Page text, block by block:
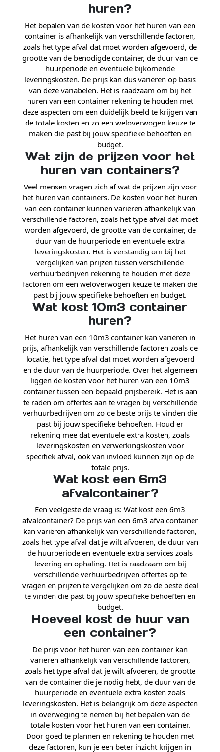
huren?
Het bepalen van de kosten voor het huren van een
container is afhankelijk van verschillende factoren,
zoals het type afval dat moet worden afgevoerd, de
grootte van de benodigde container, de duur van de
huurperiode en eventuele bijkomende
leveringskosten. De prijs kan dus variëren op basis
van deze variabelen. Het is raadzaam om bij het
huren van een container rekening te houden met
deze aspecten om een duidelijk beeld te krijgen van
de totale kosten en zo een weloverwogen keuze te
maken die past bij jouw specifieke behoeften en
budget.
Wat zijn de prijzen voor het
huren van containers?
Veel mensen vragen zich af wat de prijzen zijn voor
het huren van containers. De kosten voor het huren
van een container kunnen variëren afhankelijk van
verschillende factoren, zoals het type afval dat moet
worden afgevoerd, de grootte van de container, de
duur van de huurperiode en eventuele extra
leveringskosten. Het is verstandig om bij het
vergelijken van prijzen tussen verschillende
verhuurbedrijven rekening te houden met deze
factoren om een weloverwogen keuze te maken die
past bij jouw specifieke behoeften en budget.
Wat kost 10m3 container
huren?
Het huren van een 10m3 container kan variëren in
prijs, afhankelijk van verschillende factoren zoals de
locatie, het type afval dat moet worden afgevoerd
en de duur van de huurperiode. Over het algemeen
liggen de kosten voor het huren van een 10m3
container tussen een bepaald prijsbereik. Het is aan
te raden om offertes aan te vragen bij verschillende
verhuurbedrijven om zo de beste prijs te vinden die
past bij jouw specifieke behoeften. Houd er
rekening mee dat eventuele extra kosten, zoals
leveringskosten en verwerkingskosten voor
specifiek afval, ook van invloed kunnen zijn op de
totale prijs.
Wat kost een 6m3
afvalcontainer?
Een veelgestelde vraag is: Wat kost een 6m3
afvalcontainer? De prijs van een 6m3 afvalcontainer
kan variëren afhankelijk van verschillende factoren,
zoals het type afval dat je wilt afvoeren, de duur van
de huurperiode en eventuele extra services zoals
levering en ophaling. Het is raadzaam om bij
verschillende verhuurbedrijven offertes op te
vragen en prijzen te vergelijken om zo de beste deal
te vinden die past bij jouw specifieke behoeften en
budget.
Hoeveel kost de huur van
een container?
De prijs voor het huren van een container kan
variëren afhankelijk van verschillende factoren,
zoals het type afval dat je wilt afvoeren, de grootte
van de container die je nodig hebt, de duur van de
huurperiode en eventuele extra kosten zoals
leveringskosten. Het is belangrijk om deze aspecten
in overweging te nemen bij het bepalen van de
totale kosten voor het huren van een container.
Door goed te plannen en rekening te houden met
deze factoren, kun je een beter inzicht krijgen in